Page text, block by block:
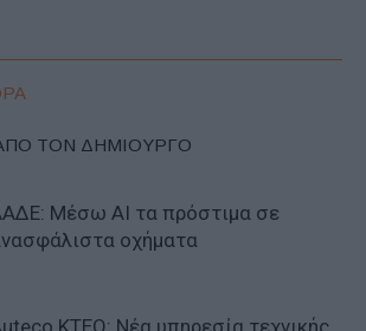
ΤΟΝ ΔΗΜΙΟΥΡΓΟ
Μέσω ΑΙ τα πρόστιμα σε
οχήματα
KTEO: Νέα υπηρεσία τεχνικής